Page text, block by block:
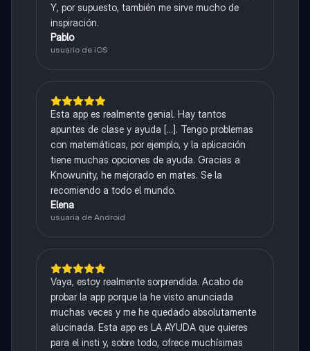
Y, por supuesto, también me sirve mucho de
inspiración.
Pablo
usuario de iOS
Esta app es realmente genial. Hay tantos
apuntes de clase y ayuda [...]. Tengo problemas
con matemáticas, por ejemplo, y la aplicación
tiene muchas opciones de ayuda. Gracias a
Knowunity, he mejorado en mates. Se la
recomiendo a todo el mundo.
Elena
usuaria de Android
Vaya, estoy realmente sorprendida. Acabo de
probar la app porque la he visto anunciada
muchas veces y me he quedado absolutamente
alucinada. Esta app es LA AYUDA que quieres
para el insti y, sobre todo, ofrece muchísimas